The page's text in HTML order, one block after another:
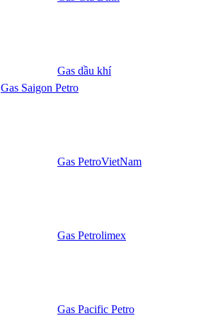
Gas dầu khí
Gas Saigon Petro
Gas PetroVietNam
Gas Petrolimex
Gas Pacific Petro